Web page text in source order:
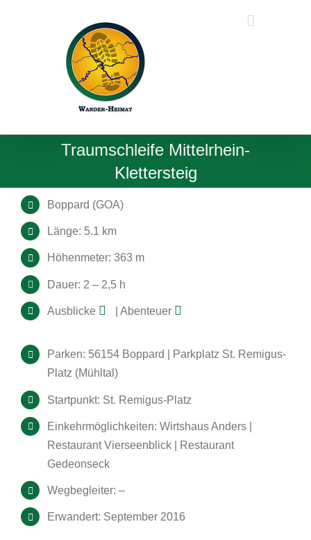
Traumschleife Mittelrhein-
Klettersteig
Boppard (GOA)
Länge: 5.1 km
Höhenmeter: 363 m
Dauer: 2 – 2,5 h
Ausblicke | Abenteuer
Parken: 56154 Boppard | Parkplatz St. Remigus-
Platz (Mühltal)
Startpunkt: St. Remigus-Platz
Einkehrmöglichkeiten: Wirtshaus Anders |
Restaurant Vierseenblick | Restaurant
Gedeonseck
Wegbegleiter: –
Erwandert: September 2016